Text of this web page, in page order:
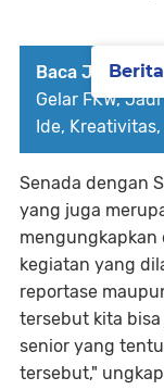
Baca Juga :
Gelar FKW,
Ide,
Senada dengan
yang juga
mengungkapkan
kegiatan yang
reportase
tersebut kita
senior yang
tersebut,"